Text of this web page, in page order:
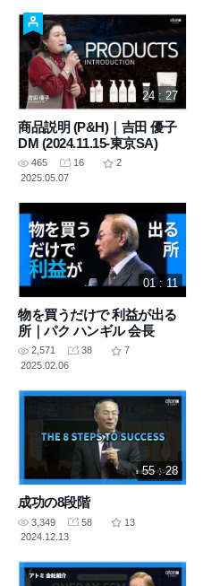
24 : 27
商品説明 (P&H)｜吉田 優子
DM (2024.11.15-東京SA)
465 16
2
2025.05.07
01 : 11
物を買うだけで 利益が出る
所｜パク ハンギル 会長
2,571 38
7
2025.02.06
55 : 28
成功の8段階
3,349 58
13
2024.12.13